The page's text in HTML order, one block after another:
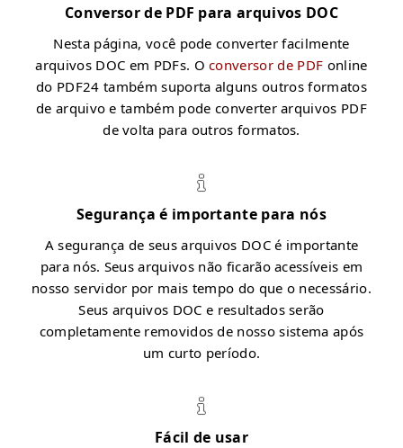
Conversor de PDF para arquivos DOC
Nesta página, você pode converter facilmente
arquivos DOC em PDFs. Oconversor de PDF online
do PDF24 também suporta alguns outros formatos
de arquivo e também pode converter arquivos PDF
de volta para outros formatos.
Segurança é importante para nós
A segurança de seus arquivos DOC é importante
para nós. Seus arquivos não ficarão acessíveis em
nosso servidor por mais tempo do que o necessário.
Seus arquivos DOC e resultados serão
completamente removidos de nosso sistema após
um curto período.
Fácil de usar